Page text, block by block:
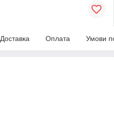
Доставка Оплата Умови